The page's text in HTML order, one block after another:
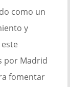
como un
y
por Madrid
fomentar